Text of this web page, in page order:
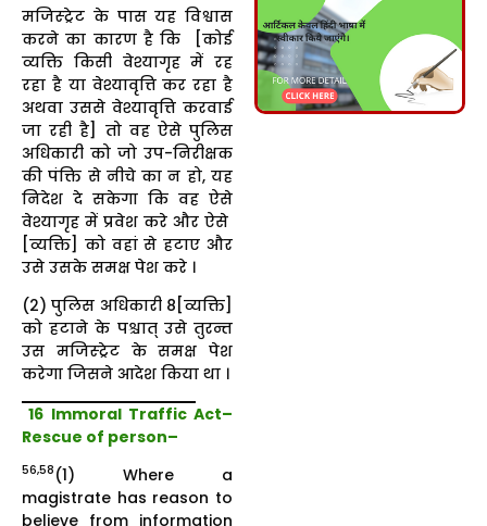
मजिस्ट्रेट के पास यह विश्वास
करने का कारण है कि [कोई
व्यक्ति किसी वेश्यागृह में रह
रहा है या वेश्यावृत्ति कर रहा है
अथवा उससे वेश्यावृत्ति करवाई
जा रही है] तो वह ऐसे पुलिस
अधिकारी को जो उप-निरीक्षक
की पंक्ति से नीचे का न हो, यह
निदेश दे सकेगा कि वह ऐसे
वेश्यागृह में प्रवेश करे और ऐसे
[व्यक्ति] को वहां से हटाए और
उसे उसके समक्ष पेश करे ।
(2) पुलिस अधिकारी 8[व्यक्ति]
को हटाने के पश्चात् उसे तुरन्त
उस मजिस्ट्रेट के समक्ष पेश
करेगा जिसने आदेश किया था ।
16 Immoral Traffic Act–
Rescue of person–
56,58 (1) Where a
magistrate has reason to
believe from information